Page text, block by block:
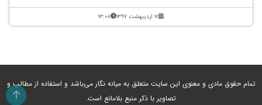
۱۲ اردیبهشت ۱۳۹۷ ۱۳:۰۸
تمام حقوق مادی و معنوی این سایت متعلق به میانه نگار می‌باشد و استفاده از مطالب و
تصاویر با ذکر منبع بلامانع است.